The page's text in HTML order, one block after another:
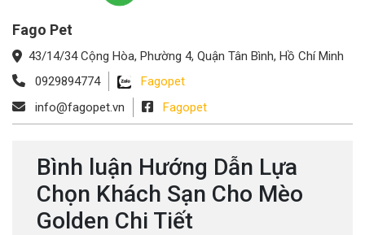
Fago Pet
43/14/34 Cộng Hòa, Phường 4, Quận Tân Bình, Hồ Chí Minh
0929894774
Fagopet
info@fagopet.vn
Fagopet
Bình luận Hướng Dẫn Lựa
Chọn Khách Sạn Cho Mèo
Golden Chi Tiết